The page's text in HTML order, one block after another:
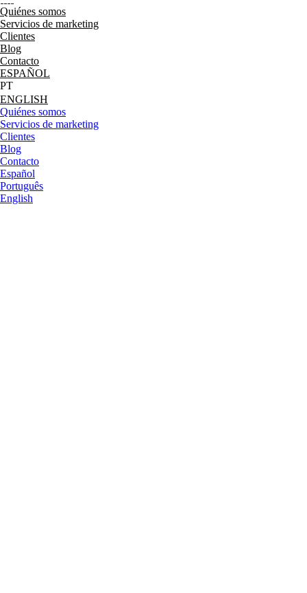
Quiénes somos
Servicios de marketing
Clientes
Blog
Contacto
ESPAÑOL
ENGLISH
Quiénes somos
Servicios de marketing
Clientes
Blog
Contacto
Español
Português
English